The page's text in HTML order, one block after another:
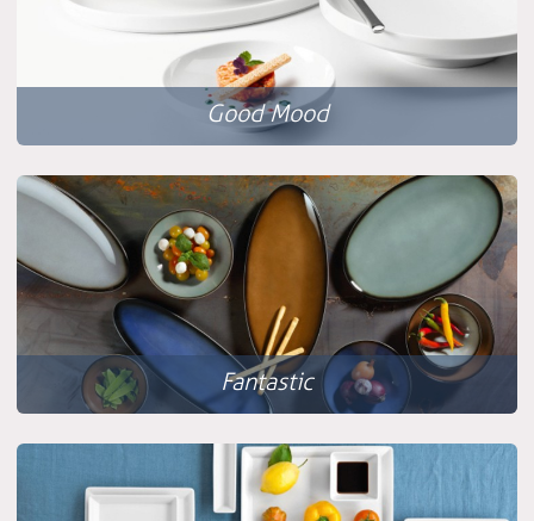
Good Mood
Fantastic